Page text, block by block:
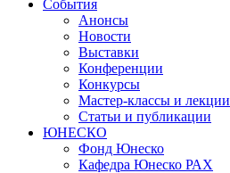
События
Анонсы
Новости
Выставки
Конференции
Конкурсы
Мастер-классы и лекции
Статьи и публикации
ЮНЕСКО
Фонд Юнеско
Кафедра Юнеско РАХ